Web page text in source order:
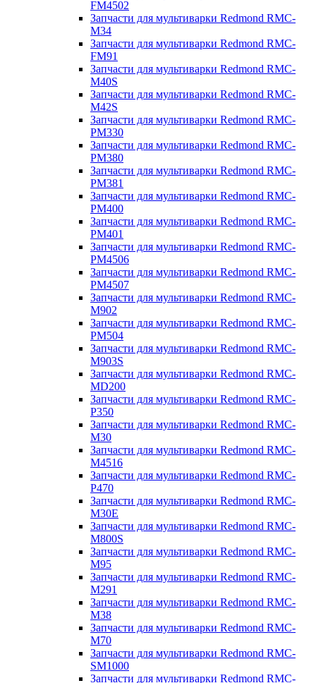
FM4502
Запчасти для мультиварки Redmond RMC-
M34
Запчасти для мультиварки Redmond RMC-
FM91
Запчасти для мультиварки Redmond RMC-
M40S
Запчасти для мультиварки Redmond RMC-
M42S
Запчасти для мультиварки Redmond RMC-
PM330
Запчасти для мультиварки Redmond RMC-
PM380
Запчасти для мультиварки Redmond RMC-
PM381
Запчасти для мультиварки Redmond RMC-
PM400
Запчасти для мультиварки Redmond RMC-
PM401
Запчасти для мультиварки Redmond RMC-
PM4506
Запчасти для мультиварки Redmond RMC-
PM4507
Запчасти для мультиварки Redmond RMC-
M902
Запчасти для мультиварки Redmond RMC-
PM504
Запчасти для мультиварки Redmond RMC-
M903S
Запчасти для мультиварки Redmond RMC-
MD200
Запчасти для мультиварки Redmond RMC-
P350
Запчасти для мультиварки Redmond RMC-
M30
Запчасти для мультиварки Redmond RMC-
M4516
Запчасти для мультиварки Redmond RMC-
P470
Запчасти для мультиварки Redmond RMC-
M30E
Запчасти для мультиварки Redmond RMC-
M800S
Запчасти для мультиварки Redmond RMC-
M95
Запчасти для мультиварки Redmond RMC-
M291
Запчасти для мультиварки Redmond RMC-
M38
Запчасти для мультиварки Redmond RMC-
M70
Запчасти для мультиварки Redmond RMC-
SM1000
Запчасти для мультиварки Redmond RMC-